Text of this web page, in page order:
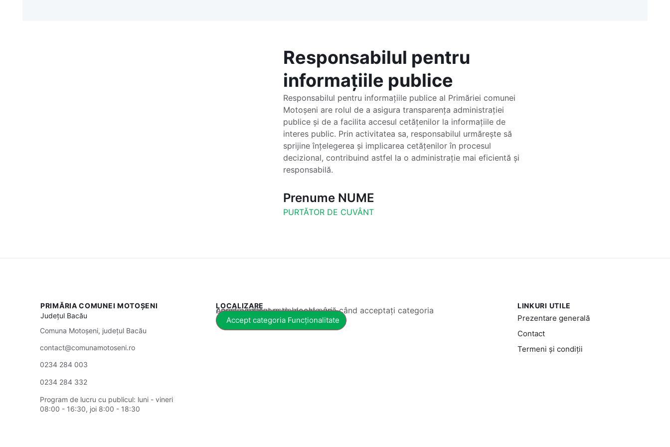
Responsabilul pentru
informațiile publice
Responsabilul pentru informațiile publice al Primăriei comunei
Motoșeni are rolul de a asigura transparența administrației
publice și de a facilita accesul cetățenilor la informațiile de
interes public. Prin activitatea sa, responsabilul urmărește să
sprijine înțelegerea și implicarea cetățenilor în procesul
decizional, contribuind astfel la o administrație mai eficientă și
responsabilă.
Prenume NUME
PURTĂTOR DE CUVÂNT
PRIMĂRIA COMUNEI MOTOȘENI
Județul Bacău
Comuna Motoșeni, județul Bacău
contact@comunamotoseni.ro
0234 284 003
0234 284 332
Program de lucru cu publicul: luni - vineri
08:00 - 16:30, joi 8:00 - 18:30
LOCALIZARE
Acest conținut este blocat până când acceptați categoria corespunzătoare de cookie-uri.
Accept categoria Funcționalitate
LINKURI UTILE
Prezentare generală
Contact
Termeni și condiții